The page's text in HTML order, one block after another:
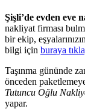
Şişli’de evden eve
nakliyat firması
bir ekip,
bilgi için buraya
Taşınma gününde
önceden
Tutuncu Oğlu
yapar.